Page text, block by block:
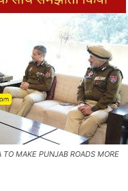
TO MAKE PUNJAB ROADS MORE